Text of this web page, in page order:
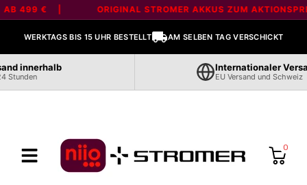
Liquid error (layout/theme line 80): Error in tag 'section' - 'marquee' is
not a valid section type
- AB 499 € | ORIGINAL STROMER AKKUS ZUM
WERKTAGS BIS 15 UHR BESTELLT AM SELBEN TAG VERSCHICKT
innerhalb
Stunden
Internationaler
EU Versand und Schweiz
0